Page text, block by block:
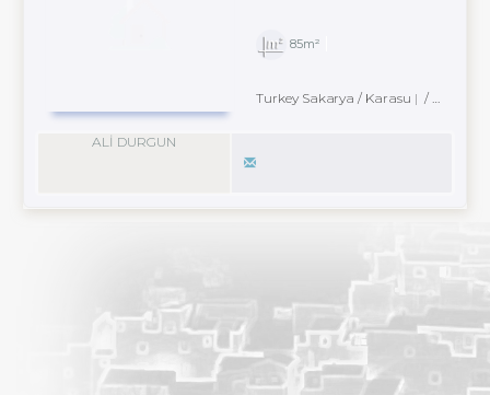
85m²
Turkey Sakarya / Karasu / Aziziye Mah.
ALİ DURGUN